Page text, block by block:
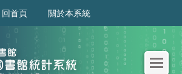
回首頁 關於本系統